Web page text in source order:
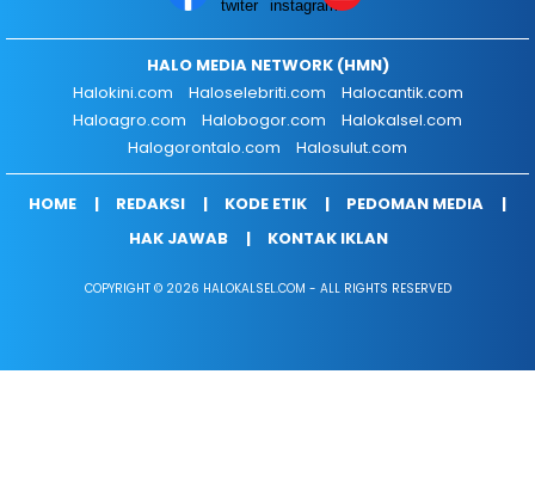
HALO MEDIA NETWORK (HMN)
Halokini.com
Haloselebriti.com
Halocantik.com
Haloagro.com
Halobogor.com
Halokalsel.com
Halogorontalo.com
Halosulut.com
HOME REDAKSI KODE ETIK
PEDOMAN MEDIA
HAK JAWAB
KONTAK IKLAN
COPYRIGHT © 2026 HALOKALSEL.COM - ALL RIGHTS RESERVED